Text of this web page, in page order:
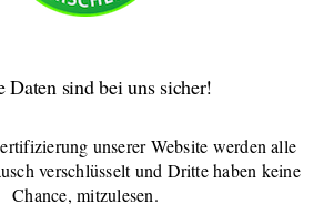
Daten sind bei uns sicher!
unserer Website werden alle
verschlüsselt und Dritte haben keine
Chance, mitzulesen.